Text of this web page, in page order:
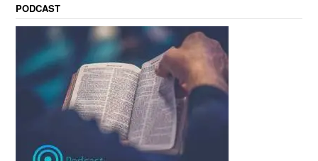
PODCAST